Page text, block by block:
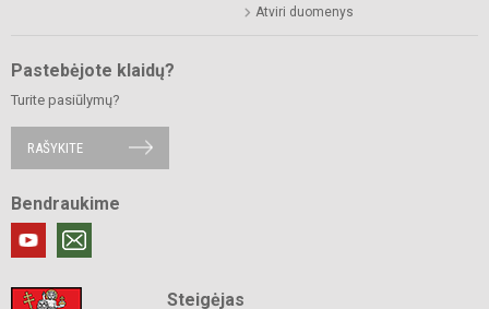
Atviri duomenys
Pastebėjote klaidų?
Turite pasiūlymų?
RAŠYKITE
Bendraukime
Steigėjas